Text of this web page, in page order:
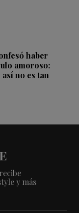
haber
amoroso:
no es tan
y más